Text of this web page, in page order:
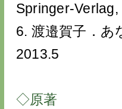
Springer-
6. 渡邉賀子．あ
2013.5
◇原著